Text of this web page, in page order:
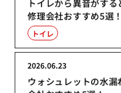
トイレから異音がす
修理会社おすすめ5選！
トイレ
ウォシュレットの水
2026.06.23